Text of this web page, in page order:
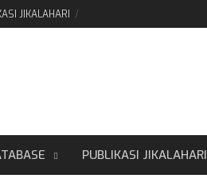
JIKALAHARI
PUBLIKASI JIKALAHARI